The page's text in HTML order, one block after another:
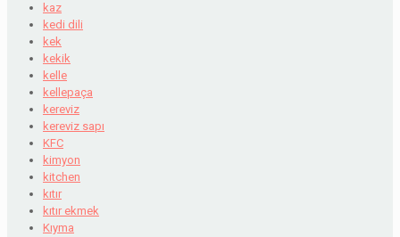
kaz
kedi dili
kek
kekik
kelle
kellepaça
kereviz
kereviz sapı
KFC
kimyon
kitchen
kıtır
kıtır ekmek
Kıyma